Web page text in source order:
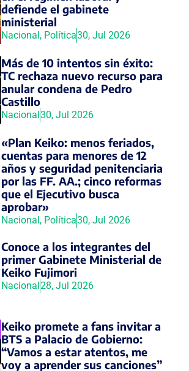
defiende el gabinete
ministerial
Nacional, Política30, Jul 2026
Más de 10 intentos sin éxito:
TC rechaza nuevo recurso para
anular condena de Pedro
Castillo
Nacional30, Jul 2026
«Plan Keiko: menos feriados,
cuentas para menores de 12
años y seguridad penitenciaria
por las FF. AA.; cinco reformas
que el Ejecutivo busca
aprobar»
Nacional, Política30, Jul 2026
Conoce a los integrantes del
primer Gabinete Ministerial de
Keiko Fujimori
Nacional28, Jul 2026
Keiko promete a fans invitar a
BTS a Palacio de Gobierno:
“Vamos a estar atentos, me
voy a aprender sus canciones”